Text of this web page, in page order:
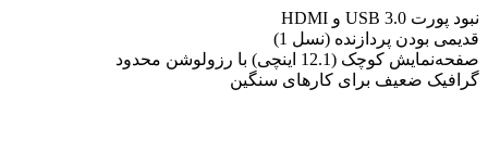
نبود پورت USB 3.0 و HDMI
قدیمی بودن پردازنده (نسل 1)
صفحه‌نمایش کوچک (12.1 اینچی) با رزولوشن محدود
گرافیک ضعیف برای کارهای سنگین